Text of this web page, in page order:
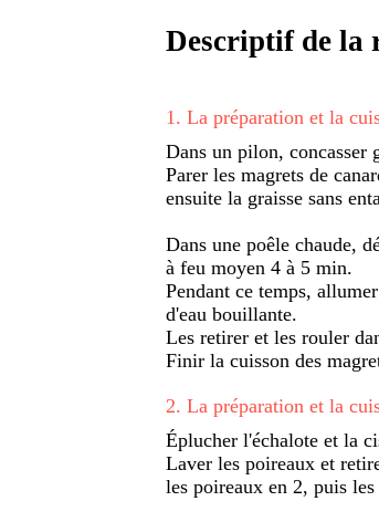
Descriptif de la
1 . La préparation et la
Dans un pilon, concasser
Parer les magrets de
ensuite la graisse sans
Dans une poêle chaude,
à feu moyen 4 à 5 min.
Pendant ce temps,
d'eau bouillante.
Les retirer et les rouler
Finir la cuisson des
2. La préparation et la
Éplucher l'échalote et la
Laver les poireaux et
les poireaux en 2, puis